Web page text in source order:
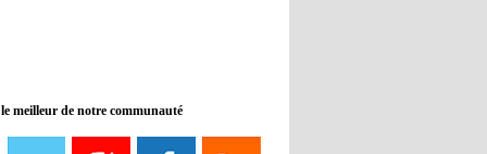
08:21 - 2022/11/08
Liverpool mis en vente par son
propriétaire
meilleur de notre communauté